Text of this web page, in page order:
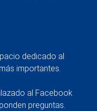
dedicado al
importantes.
al Facebook
preguntas.